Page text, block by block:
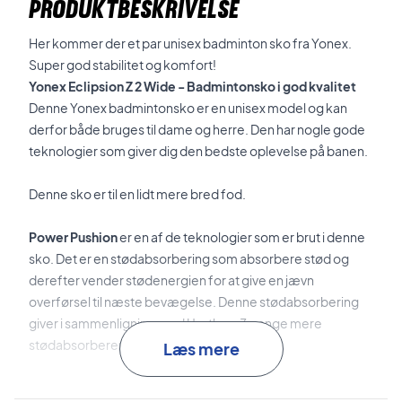
PRODUKTBESKRIVELSE
Her kommer der et par unisex badminton sko fra Yonex.
Super god stabilitet og komfort!
Yonex Eclipsion Z 2 Wide - Badmintonsko i god kvalitet
Denne Yonex badmintonsko er en unisex model og kan
derfor både bruges til dame og herre. Den har nogle gode
teknologier som giver dig den bedste oplevelse på banen.
Denne sko er til en lidt mere bred fod.
Power Pushioner en af de teknologier som er brut i denne
sko. Det er en stødabsorbering som absorbere stød og
derefter vender stødenergien for at give en jævn
overførsel til næste bevægelse. Denne stødabsorbering
giver i sammenligning med Urethan, 3 gange mere
stødabsorberende-effekt!Læs mere